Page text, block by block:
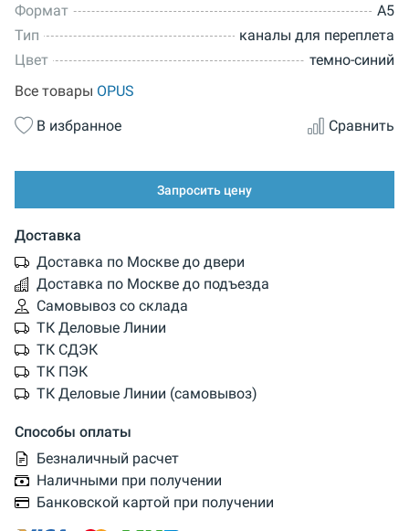
Формат
A5
Тип
каналы для переплета
Цвет
темно-синий
Все товары OPUS
В избранное
Сравнить
Запросить цену
Доставка
Доставка по Москве до двери
Доставка по Москве до подъезда
Самовывоз со склада
ТК Деловые Линии
ТК СДЭК
ТК ПЭК
ТК Деловые Линии (самовывоз)
Способы оплаты
Безналичный расчет
Наличными при получении
Банковской картой при получении